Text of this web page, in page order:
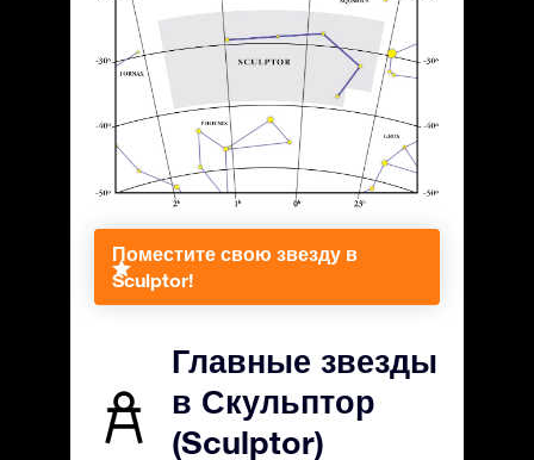
Поместите свою звезду в
Sculptor!
Главные звезды
в Скульптор
(Sculptor)